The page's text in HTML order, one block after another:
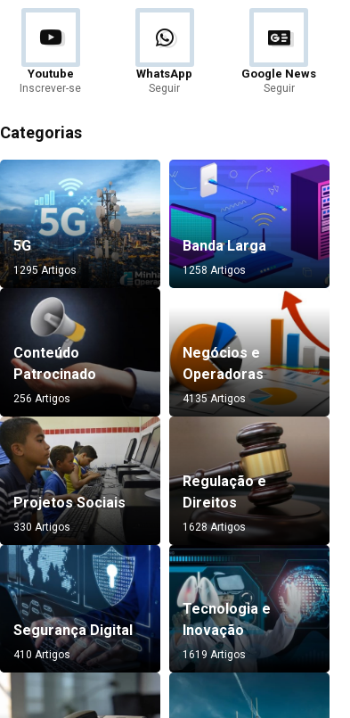
Youtube
Inscrever-se
WhatsApp
Seguir
Google News
Seguir
Categorias
5G
1295 Artigos
Banda Larga
1258 Artigos
Conteúdo
Patrocinado
256 Artigos
Negócios e
Operadoras
4135 Artigos
Projetos Sociais
330 Artigos
Regulação e
Direitos
1628 Artigos
Segurança Digital
410 Artigos
Tecnologia e
Inovação
1619 Artigos